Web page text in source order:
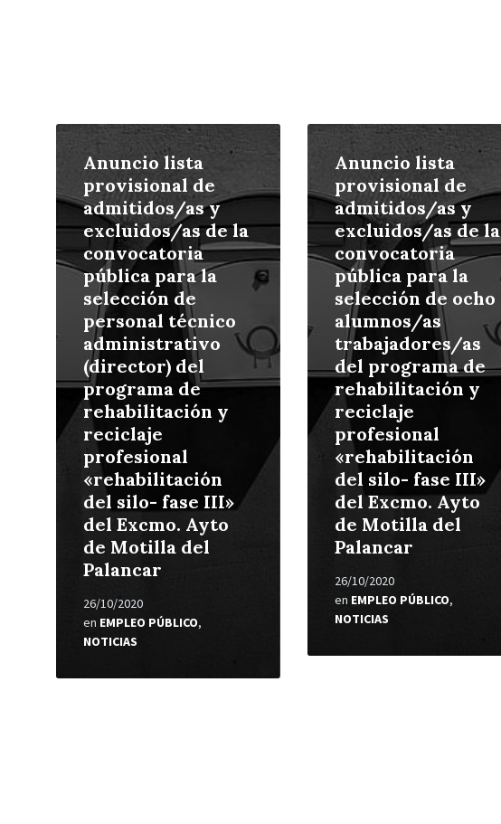
Anuncio lista
provisional de
admitidos/as y
excluidos/as de la
convocatoria
pública para la
selección de
personal técnico
administrativo
(director) del
programa de
rehabilitación y
reciclaje
profesional
«rehabilitación
del silo- fase III»
del Excmo. Ayto
de Motilla del
Palancar
26/10/2020
en EMPLEO PÚBLICO,
NOTICIAS
Leer
más
Anuncio lista
provisional de
admitidos/as y
excluidos/as de la
convocatoria
pública para la
selección de ocho
alumnos/as
trabajadores/as
del programa de
rehabilitación y
reciclaje
profesional
«rehabilitación
del silo- fase III»
del Excmo. Ayto
de Motilla del
Palancar
26/10/2020
en EMPLEO PÚBLICO,
NOTICIAS
Leer
más